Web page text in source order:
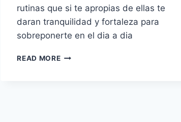
rutinas que si te apropias de ellas te
daran tranquilidad y fortaleza para
sobreponerte en el dia a dia
READ MORE10